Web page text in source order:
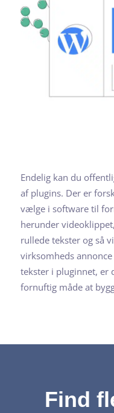
Endelig kan du
af plugins. Der er
vælge i software til
herunder
rullede tekster og så
virksomheds
tekster i pluginnet, er
fornuftig måde at
Find